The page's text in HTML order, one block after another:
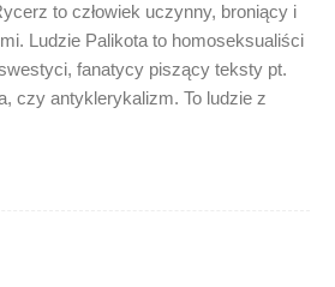
to człowiek uczynny, broniący i
Ludzie Palikota to homoseksualiści
fanatycy piszący teksty pt.
czy antyklerykalizm. To ludzie z